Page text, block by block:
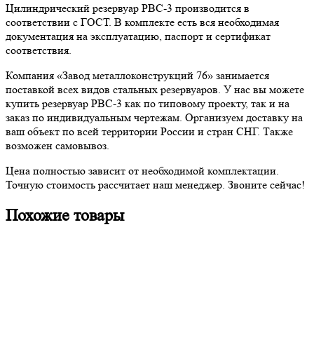
Цилиндрический резервуар РВС-3 производится в
соответствии с ГОСТ. В комплекте есть вся необходимая
документация на эксплуатацию, паспорт и сертификат
соответствия.
Компания «Завод металлоконструкций 76» занимается
поставкой всех видов стальных резервуаров. У нас вы можете
купить резервуар РВС-3 как по типовому проекту, так и на
заказ по индивидуальным чертежам. Организуем доставку на
ваш объект по всей территории России и стран СНГ. Также
возможен самовывоз.
Цена полностью зависит от необходимой комплектации.
Точную стоимость рассчитает наш менеджер. Звоните сейчас!
Похожие товары